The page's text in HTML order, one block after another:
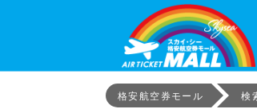
格安航空券モール 検